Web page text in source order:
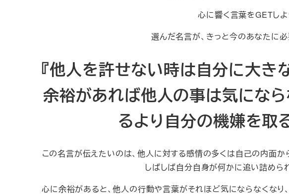
心に響く言葉をGETし
選んだ名言が、きっと今のあなたに
『他人を許せない時は自分に大き
余裕があれば他人の事は気にな
るより自分の機嫌を取
この名言が伝えたいのは、他人に対する感情の多くは自己の内面か
しばしば自分自身が何かに追い詰めら
心に余裕があると、他人の行動や言葉がそれほど気にならなくなり